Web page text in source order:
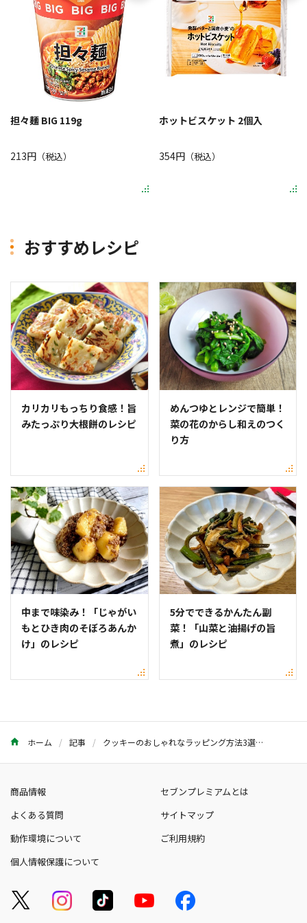
担々麺 BIG 119g
213円 （税込）
ホットビスケット 2個入
354円（税込）
おすすめレシピ
カリカリもっちり食感！旨
みたっぷり大根餅のレシピ
めんつゆとレンジで簡単！
菜の花のからし和えのつく
り方
中まで味染み！「じゃがい
もとひき肉のそぼろあんか
け」のレシピ
5分でできるかんたん副
菜！「山菜と油揚げの旨
煮」のレシピ
ホーム 記事 クッキーのおしゃれなラッピング方法3選。100円ショップの材料で簡単！
商品情報
セブンプレミアムとは
よくある質問
サイトマップ
動作環境について
ご利用規約
個人情報保護について